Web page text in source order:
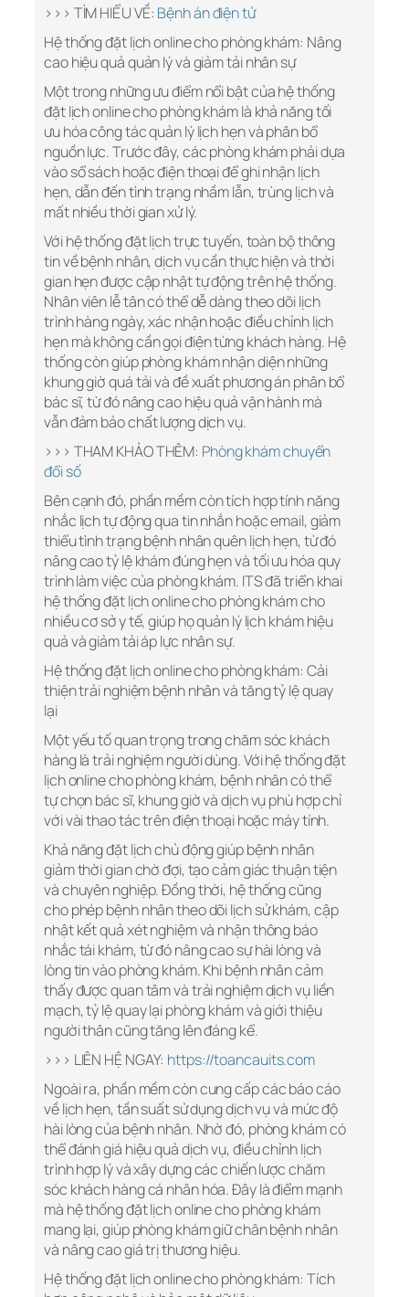
>>> TÌM HIỂU VỀ: Bệnh án điện tử
Hệ thống đặt lịch online cho phòng khám: Nâng
cao hiệu quả quản lý và giảm tải nhân sự
Một trong những ưu điểm nổi bật của hệ thống
đặt lịch online cho phòng khám là khả năng tối
ưu hóa công tác quản lý lịch hẹn và phân bổ
nguồn lực. Trước đây, các phòng khám phải dựa
vào sổ sách hoặc điện thoại để ghi nhận lịch
hẹn, dẫn đến tình trạng nhầm lẫn, trùng lịch và
mất nhiều thời gian xử lý.
Với hệ thống đặt lịch trực tuyến, toàn bộ thông
tin về bệnh nhân, dịch vụ cần thực hiện và thời
gian hẹn được cập nhật tự động trên hệ thống.
Nhân viên lễ tân có thể dễ dàng theo dõi lịch
trình hàng ngày, xác nhận hoặc điều chỉnh lịch
hẹn mà không cần gọi điện từng khách hàng. Hệ
thống còn giúp phòng khám nhận diện những
khung giờ quá tải và đề xuất phương án phân bổ
bác sĩ, từ đó nâng cao hiệu quả vận hành mà
vẫn đảm bảo chất lượng dịch vụ.
>>> THAM KHẢO THÊM: Phòng khám chuyển
đổi số
Bên cạnh đó, phần mềm còn tích hợp tính năng
nhắc lịch tự động qua tin nhắn hoặc email, giảm
thiểu tình trạng bệnh nhân quên lịch hẹn, từ đó
nâng cao tỷ lệ khám đúng hẹn và tối ưu hóa quy
trình làm việc của phòng khám. ITS đã triển khai
hệ thống đặt lịch online cho phòng khám cho
nhiều cơ sở y tế, giúp họ quản lý lịch khám hiệu
quả và giảm tải áp lực nhân sự.
Hệ thống đặt lịch online cho phòng khám: Cải
thiện trải nghiệm bệnh nhân và tăng tỷ lệ quay
lại
Một yếu tố quan trọng trong chăm sóc khách
hàng là trải nghiệm người dùng. Với hệ thống đặt
lịch online cho phòng khám, bệnh nhân có thể
tự chọn bác sĩ, khung giờ và dịch vụ phù hợp chỉ
với vài thao tác trên điện thoại hoặc máy tính.
Khả năng đặt lịch chủ động giúp bệnh nhân
giảm thời gian chờ đợi, tạo cảm giác thuận tiện
và chuyên nghiệp. Đồng thời, hệ thống cũng
cho phép bệnh nhân theo dõi lịch sử khám, cập
nhật kết quả xét nghiệm và nhận thông báo
nhắc tái khám, từ đó nâng cao sự hài lòng và
lòng tin vào phòng khám. Khi bệnh nhân cảm
thấy được quan tâm và trải nghiệm dịch vụ liền
mạch, tỷ lệ quay lại phòng khám và giới thiệu
người thân cũng tăng lên đáng kể.
>>> LIÊN HỆ NGAY: https://toancauits.com
Ngoài ra, phần mềm còn cung cấp các báo cáo
về lịch hẹn, tần suất sử dụng dịch vụ và mức độ
hài lòng của bệnh nhân. Nhờ đó, phòng khám có
thể đánh giá hiệu quả dịch vụ, điều chỉnh lịch
trình hợp lý và xây dựng các chiến lược chăm
sóc khách hàng cá nhân hóa. Đây là điểm mạnh
mà hệ thống đặt lịch online cho phòng khám
mang lại, giúp phòng khám giữ chân bệnh nhân
và nâng cao giá trị thương hiệu.
Hệ thống đặt lịch online cho phòng khám: Tích